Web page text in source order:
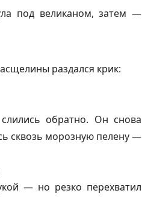
под великаном, затем —
раздался крик:
обратно. Он снова
сквозь морозную пелену —
— но резко перехватил